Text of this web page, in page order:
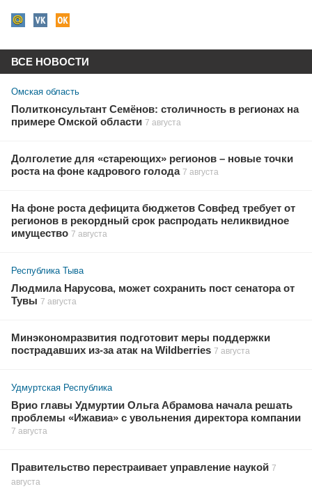
ВСЕ НОВОСТИ
Омская область
Политконсультант Семёнов: столичность в регионах на
примере Омской области 7 августа
Долголетие для «стареющих» регионов – новые точки
роста на фоне кадрового голода 7 августа
На фоне роста дефицита бюджетов Совфед требует от
регионов в рекордный срок распродать неликвидное
имущество 7 августа
Республика Тыва
Людмила Нарусова, может сохранить пост сенатора от
Тувы 7 августа
Минэкономразвития подготовит меры поддержки
пострадавших из-за атак на Wildberries 7 августа
Удмуртская Республика
Врио главы Удмуртии Ольга Абрамова начала решать
проблемы «Ижавиа» с увольнения директора компании
7 августа
Правительство перестраивает управление наукой 7
августа